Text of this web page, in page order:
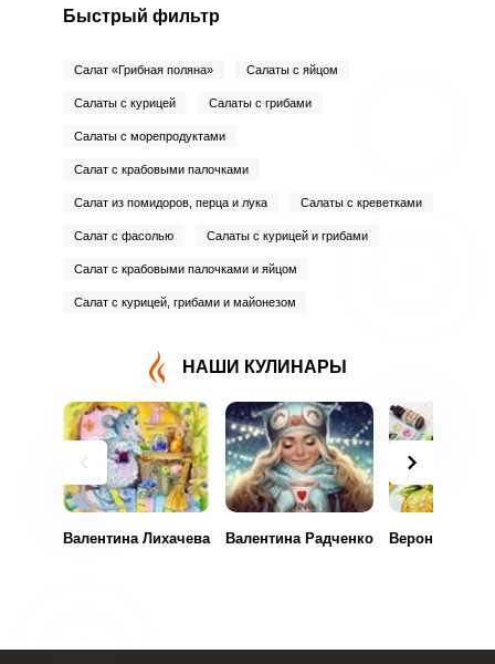
Быстрый фильтр
Салат «Грибная поляна» Салаты с яйцом
Салаты с курицей Салаты с грибами
Салаты с морепродуктами
Салат с крабовыми палочками
Салат из помидоров, перца и лука Салаты с креветками
Салат с фасолью Салаты с курицей и грибами
Салат с крабовыми палочками и яйцом
Салат с курицей, грибами и майонезом
НАШИ КУЛИНАРЫ
Валентина Лихачева Валентина Радченко Вероника